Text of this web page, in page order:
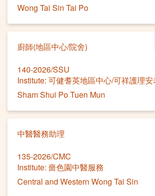
Wong Tai Sin Tai Po
廚師(地區中心/院舍)
140-2026/SSU
Institute: 可健耆英地區中心/可祥護理
Sham Shui Po Tuen Mun
中醫醫務助理
135-2026/CMC
Institute: 嗇色園中醫服務
Central and Western Wong Tai Sin